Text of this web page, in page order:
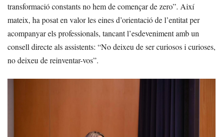
transformació constants no hem de començar de zero”. Així
mateix, ha posat en valor les eines d’orientació de l’entitat per
acompanyar els professionals, tancant l’esdeveniment amb un
consell directe als assistents: “No deixeu de ser curiosos i curioses,
no deixeu de reinventar-vos”.